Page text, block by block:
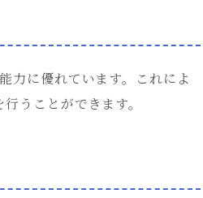
力に優れています。これによ
うことができます。